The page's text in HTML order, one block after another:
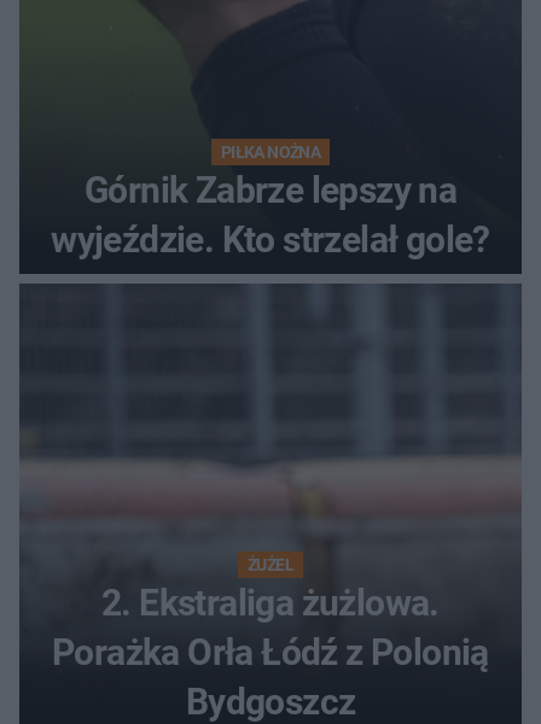
PIŁKA NOŻNA
Górnik Zabrze lepszy na
wyjeździe. Kto strzelał gole?
ŻUŻEL
2. Ekstraliga żużlowa.
Porażka Orła Łódź z Polonią
Bydgoszcz